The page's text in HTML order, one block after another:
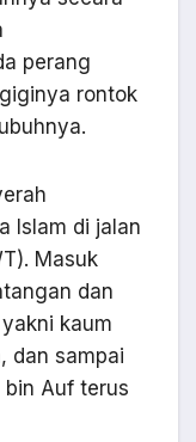
perang
rontok
Islam di jalan
Masuk
dan
kaum
dan sampai
bin Auf terus